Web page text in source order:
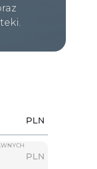
PLN
PLN